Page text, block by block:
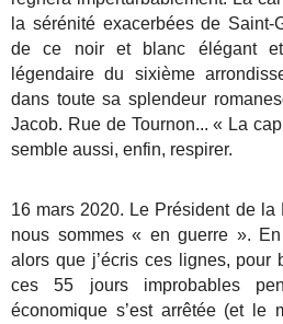
la sérénité exacerbées de Saint-
de ce noir et blanc élégant
légendaire du sixième
dans toute sa splendeur
Jacob. Rue de Tournon... « La
semble aussi, enfin, respirer.
16 mars 2020. Le Président de
nous sommes « en guerre ».
alors que j’écris ces lignes, pour
ces 55 jours improbables
économique s’est arrêtée (et le